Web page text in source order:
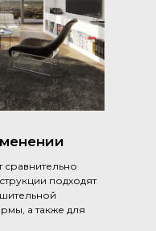
подходят
а также для